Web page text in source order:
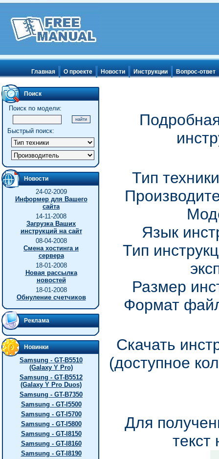
Главная О проекте Новости Инструкции Вопрос-ответ
Поиск
Поиск по модели:
Быстрый поиск:
Новости
24-02-2009
Информер для Вашего
сайта
14-11-2008
Загрузка Ваших
инструкций на сайт
08-04-2008
Смена хостинга и
сервера
18-01-2008
Новая рассылка
новостей
18-01-2008
Обнуление счетчиков
Реклама
Новинки
Samsung - GT-B5510
(Galaxy Y Pro)
Samsung - GT-B5512
(Galaxy Y Pro Duos)
Samsung - GT-B7350
Samsung - GT-I5500
Samsung - GT-I5700
Samsung - GT-I5800
Samsung - GT-I8150
Samsung - GT-I8160
Samsung - GT-I8190
Тип
Язык
Тип
Размер
Формат
Скачать
(доступное
Для
текст